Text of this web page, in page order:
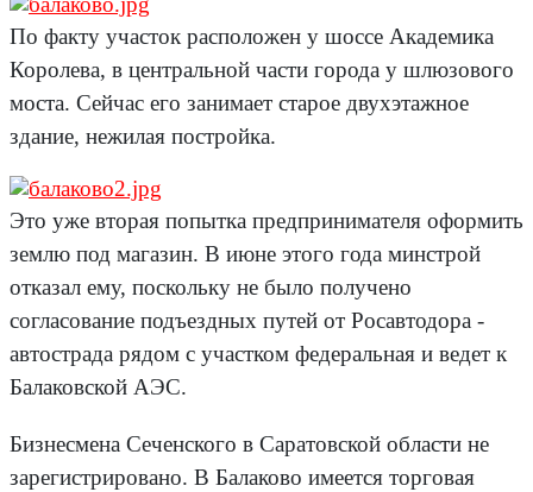
По факту участок расположен у шоссе Академика
Королева, в центральной части города у шлюзового
моста. Сейчас его занимает старое двухэтажное
здание, нежилая постройка.
Это уже вторая попытка предпринимателя оформить
землю под магазин. В июне этого года минстрой
отказал ему, поскольку не было получено
согласование подъездных путей от Росавтодора -
автострада рядом с участком федеральная и ведет к
Балаковской АЭС.
Бизнесмена Сеченского в Саратовcкой области не
зарегистрировано. В Балаково имеется торговая